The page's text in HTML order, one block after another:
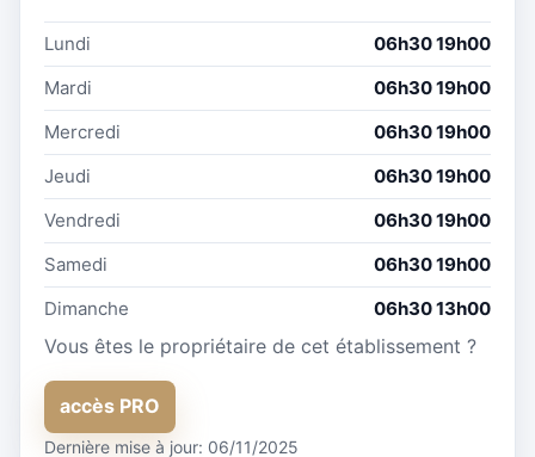
Lundi
06h30 19h00
Mardi
06h30 19h00
Mercredi
06h30 19h00
Jeudi
06h30 19h00
Vendredi
06h30 19h00
Samedi
06h30 19h00
Dimanche
06h30 13h00
Vous êtes le propriétaire de cet établissement ?
accès PRO
Dernière mise à jour: 06/11/2025